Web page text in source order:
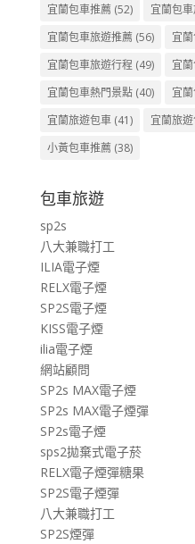
宜蘭包車推薦(52) 宜蘭包
宜蘭包車旅遊推薦(56) 宜
宜蘭包車旅遊行程 (49) 宜
宜蘭包車熱門景點(40) 宜
宜蘭旅遊包車(41) 宜蘭旅
小黃包車推薦(38)
包車旅遊
sp2s
八大兼職打工
ILIA電子煙
RELX電子煙
SP2S電子煙
KISS電子煙
ilia電子煙
網站顧問
SP2s MAX電子煙
SP2s MAX電子煙彈
SP2s電子煙
sps2拋棄式電子菸
RELX電子煙彈糖果
SP2S電子煙彈
八大兼職打工
SP2S煙彈